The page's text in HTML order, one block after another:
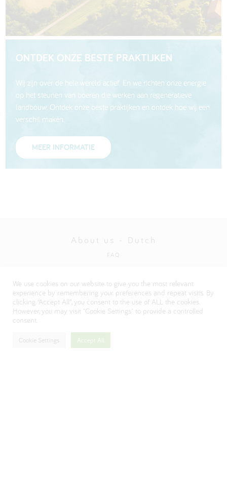
ONTDEK ONZE BESTE PRAKTIJKEN
Wij zijn over de hele wereld actief. En we richten onze energie
op het steunen van boeren die werken aan regeneratieve
landbouw. Ontdek onze beste praktijken en ontdek hoe wij een
verschil maken.
MEER INFORMATIE
About us - Dutch
FAQ
Visit our Danone corporate website
We use cookies on our website to give you the most relevant
experience by remembering your preferences and repeat visits. By
clicking “Accept All”, you consent to the use of ALL the cookies.
However, you may visit "Cookie Settings" to provide a controlled
consent.
Cookie Settings Accept All